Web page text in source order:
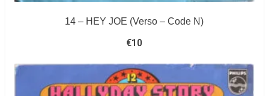
14 – HEY JOE (Verso – Code N)
€10